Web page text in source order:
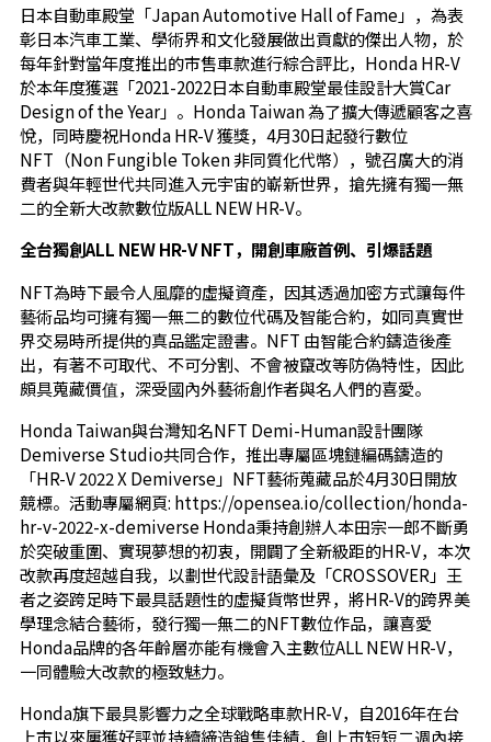
日本自動車殿堂「Japan Automotive Hall of Fame」，為表
彰日本汽車工業、學術界和文化發展做出貢獻的傑出人物，於
每年針對當年度推出的市售車款進行綜合評比，Honda HR-V
於本年度獲選「2021-2022日本自動車殿堂最佳設計大賞Car
Design of the Year」。Honda Taiwan 為了擴大傳遞顧客之喜
悅，同時慶祝Honda HR-V 獲獎，4月30日起發行數位
NFT（Non Fungible Token 非同質化代幣），號召廣大的消
費者與年輕世代共同進入元宇宙的嶄新世界，搶先擁有獨一無
二的全新大改款數位版ALL NEW HR-V。
全台獨創ALL NEW HR-V NFT，開創車廠首例、引爆話題
NFT為時下最令人風靡的虛擬資產，因其透過加密方式讓每件
藝術品均可擁有獨一無二的數位代碼及智能合約，如同真實世
界交易時所提供的真品鑑定證書。NFT 由智能合約鑄造後產
出，有著不可取代、不可分割、不會被竄改等防偽特性，因此
頗具蒐藏價值，深受國內外藝術創作者與名人們的喜愛。
Honda Taiwan與台灣知名NFT Demi-Human設計團隊
Demiverse Studio共同合作，推出專屬區塊鏈編碼鑄造的
「HR-V 2022 X Demiverse」NFT藝術蒐藏品於4月30日開放
競標。活動專屬網頁: https://opensea.io/collection/honda-
hr-v-2022-x-demiverseHonda秉持創辦人本田宗一郎不斷勇
於突破重圍、實現夢想的初衷，開闢了全新級距的HR-V，本次
改款再度超越自我，以劃世代設計語彙及「CROSSOVER」王
者之姿跨足時下最具話題性的虛擬貨幣世界，將HR-V的跨界美
學理念結合藝術，發行獨一無二的NFT數位作品，讓喜愛
Honda品牌的各年齡層亦能有機會入主數位ALL NEW HR-V，
一同體驗大改款的極致魅力。
Honda旗下最具影響力之全球戰略車款HR-V，自2016年在台
上市以來屢獲好評並持續締造銷售佳績，創上市短短二週內接